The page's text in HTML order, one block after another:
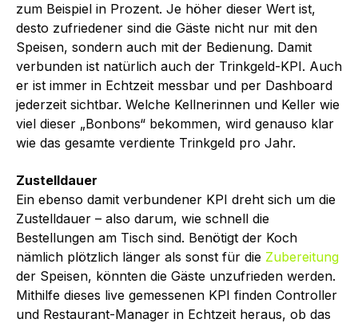
zum Beispiel in Prozent. Je höher dieser Wert ist,
desto zufriedener sind die Gäste nicht nur mit den
Speisen, sondern auch mit der Bedienung. Damit
verbunden ist natürlich auch der Trinkgeld-KPI. Auch
er ist immer in Echtzeit messbar und per Dashboard
jederzeit sichtbar. Welche Kellnerinnen und Keller wie
viel dieser „Bonbons“ bekommen, wird genauso klar
wie das gesamte verdiente Trinkgeld pro Jahr.
Zustelldauer
Ein ebenso damit verbundener KPI dreht sich um die
Zustelldauer – also darum, wie schnell die
Bestellungen am Tisch sind. Benötigt der Koch
nämlich plötzlich länger als sonst für die Zubereitung
der Speisen, könnten die Gäste unzufrieden werden.
Mithilfe dieses live gemessenen KPI finden Controller
und Restaurant-Manager in Echtzeit heraus, ob das